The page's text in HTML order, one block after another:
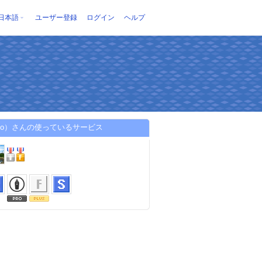
本語 ユーザー登録 ログイン ヘルプ
）さんの使っているサービス